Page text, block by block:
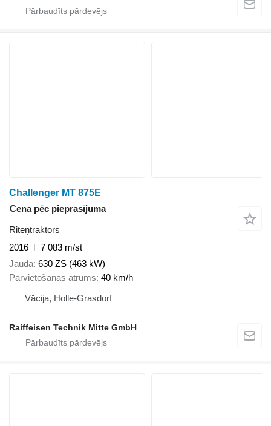
Challenger MT 875E
Cena pēc pieprasījuma
Riteņtraktors
2016
7 083 m/st
Jauda 630 ZS (463 kW)
Pārvietošanas ātrums 40 km/h
Vācija, Holle-Grasdorf
Raiffeisen Technik Mitte GmbH